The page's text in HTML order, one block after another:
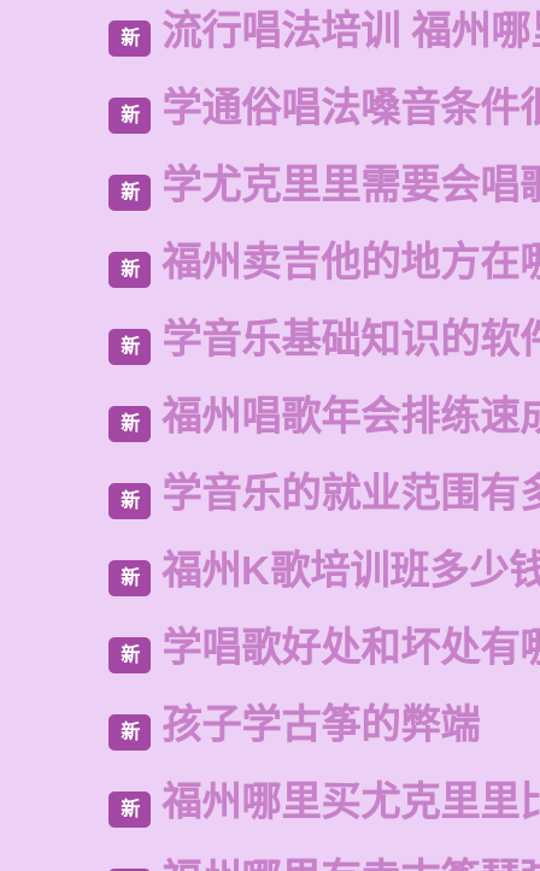
新 流行唱法培训 福州
新 学通俗唱法嗓音条件
新 学尤克里里需要会唱
新 福州卖吉他的地方在
新 学音乐基础知识的软
新 福州唱歌年会排练速
新 学音乐的就业范围有
新 福州K歌培训班多少
新 学唱歌好处和坏处有
新 孩子学古筝的弊端
新 福州哪里买尤克里里